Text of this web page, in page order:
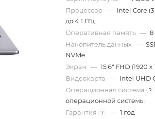
Процессор — Intel Core
до 4.1 ГГц
Оперативная память — 8
Накопитель данных —
NVMe
Экран — 15.6" FHD (1920 x
Видеокарта — Intel UHD
Операционная система
?
операционной системы
Гарантия
? — 1 год